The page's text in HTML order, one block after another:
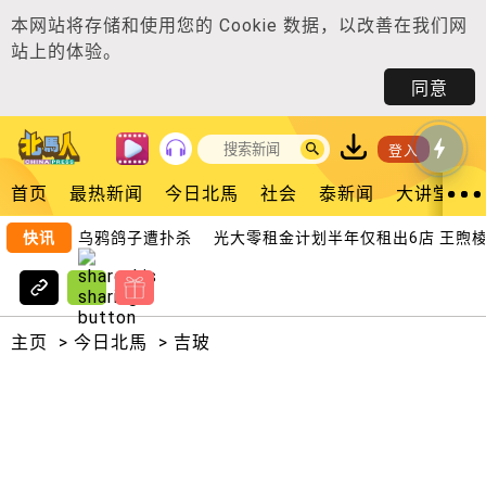
本网站将存储和使用您的 Cookie 数据，以改善在我们网
站上的体验。
同意
登入
首页 最热新闻 今日北馬 社会 泰新闻 大讲堂
快讯
4135乌鸦鸽子遭扑杀 光大零租金计划半年仅租出6店 王煦棱
主页 > 今日北馬 > 吉玻